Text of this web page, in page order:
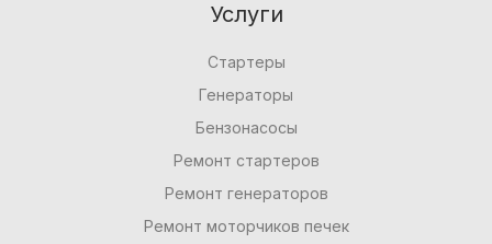
Услуги
Стартеры
Генераторы
Бензонасосы
Ремонт стартеров
Ремонт генераторов
Ремонт моторчиков печек